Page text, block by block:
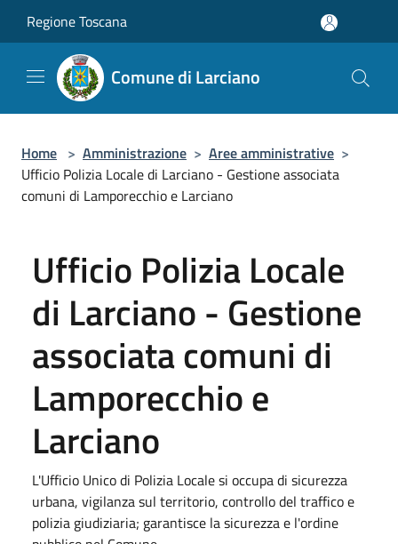
Regione Toscana
Comune di Larciano
Home > Amministrazione > Aree amministrative >
Ufficio Polizia Locale di Larciano - Gestione associata
comuni di Lamporecchio e Larciano
Ufficio Polizia Locale
di Larciano - Gestione
associata comuni di
Lamporecchio e
Larciano
L'Ufficio Unico di Polizia Locale si occupa di sicurezza
urbana, vigilanza sul territorio, controllo del traffico e
polizia giudiziaria; garantisce la sicurezza e l'ordine